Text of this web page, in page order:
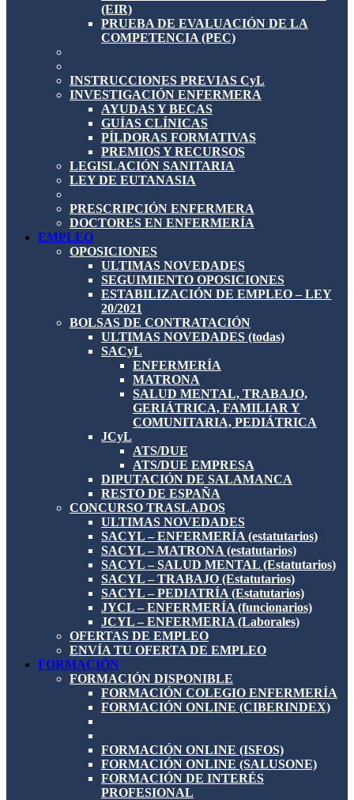
(EIR)
PRUEBA DE EVALUACIÓN DE LA
COMPETENCIA (PEC)
INSTRUCCIONES PREVIAS CyL
INVESTIGACIÓN ENFERMERA
AYUDAS Y BECAS
GUÍAS CLÍNICAS
PÍLDORAS FORMATIVAS
PREMIOS Y RECURSOS
LEGISLACIÓN SANITARIA
LEY DE EUTANASIA
PRESCRIPCIÓN ENFERMERA
DOCTORES EN ENFERMERÍA
EMPLEO
OPOSICIONES
ULTIMAS NOVEDADES
SEGUIMIENTO OPOSICIONES
ESTABILIZACIÓN DE EMPLEO – LEY
20/2021
BOLSAS DE CONTRATACIÓN
ULTIMAS NOVEDADES (todas)
SACyL
ENFERMERÍA
MATRONA
SALUD MENTAL, TRABAJO,
GERIÁTRICA, FAMILIAR Y
COMUNITARIA, PEDIÁTRICA
JCyL
ATS/DUE
ATS/DUE EMPRESA
DIPUTACIÓN DE SALAMANCA
RESTO DE ESPAÑA
CONCURSO TRASLADOS
ULTIMAS NOVEDADES
SACYL – ENFERMERÍA (estatutarios)
SACYL – MATRONA (estatutarios)
SACYL – SALUD MENTAL (Estatutarios)
SACYL – TRABAJO (Estatutarios)
SACYL – PEDIATRÍA (Estatutarios)
JYCL – ENFERMERÍA (funcionarios)
JCYL – ENFERMERIA (Laborales)
OFERTAS DE EMPLEO
ENVÍA TU OFERTA DE EMPLEO
FORMACIÓN
FORMACIÓN DISPONIBLE
FORMACIÓN COLEGIO ENFERMERÍA
FORMACIÓN ONLINE (CIBERINDEX)
FORMACIÓN ONLINE (ISFOS)
FORMACIÓN ONLINE (SALUSONE)
FORMACIÓN DE INTERÉS
PROFESIONAL